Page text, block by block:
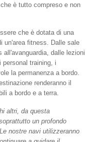
è tutto compreso e non
che è dotata di una
un'area fitness. Dalle sale
dalle lezioni
personal training, i
la permanenza a bordo.
renderanno il
a bordo e a terra.
altri, da questa
un profondo
Le nostre navi utilizzeranno